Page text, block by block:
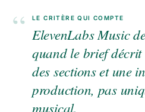
“ LE CRITÈRE QUI COMPTE
ElevenLabs Music
quand le brief décrit
des sections et une
production, pas
musical.